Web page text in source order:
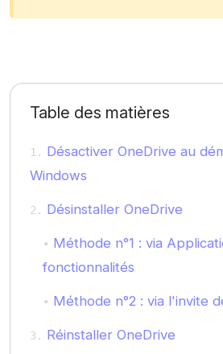
Table des matières
Désactiver OneDrive au
Windows
Désinstaller OneDrive
Méthode n°1 : via
fonctionnalités
Méthode n°2 : via l'invite
Réinstaller OneDrive